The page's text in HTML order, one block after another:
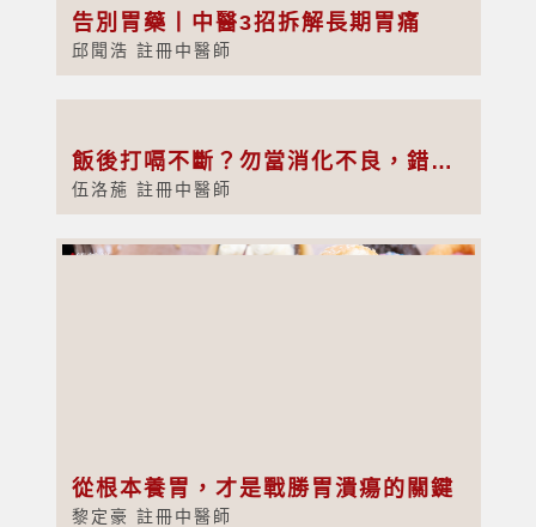
告別胃藥丨中醫3招拆解長期胃痛
邱聞浩 註冊中醫師
飯後打嗝不斷？勿當消化不良，錯過醫治黃金時機！
伍洛葹 註冊中醫師
從根本養胃，才是戰勝胃潰瘍的關鍵
黎定豪 註冊中醫師